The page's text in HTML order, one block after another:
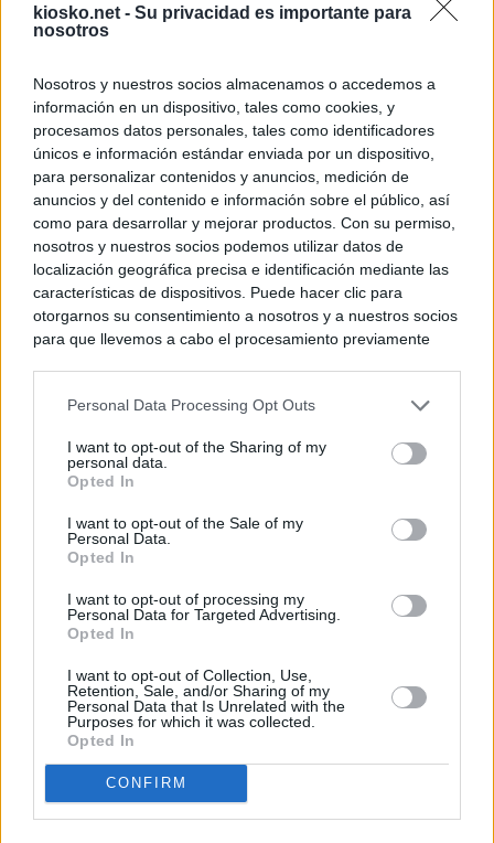
kiosko.net - Su privacidad es importante para
nosotros
Nosotros y nuestros socios almacenamos o accedemos a
información en un dispositivo, tales como cookies, y
procesamos datos personales, tales como identificadores
únicos e información estándar enviada por un dispositivo,
para personalizar contenidos y anuncios, medición de
anuncios y del contenido e información sobre el público, así
como para desarrollar y mejorar productos. Con su permiso,
nosotros y nuestros socios podemos utilizar datos de
localización geográfica precisa e identificación mediante las
características de dispositivos. Puede hacer clic para
otorgarnos su consentimiento a nosotros y a nuestros socios
para que llevemos a cabo el procesamiento previamente
negar su consentimiento. Tenga en cuenta que algún
de su consentimiento, pero usted tiene el derecho de
rechazar tal procesamiento. Sus preferencias se aplicarán
cualquier momento entrando de nuevo en este sitio web o
visitando nuestra política de privacidad.
Personal Data Processing Opt Outs
I want to opt-out of the Sharing of my
personal data.
Opted In
I want to opt-out of the Sale of my
Personal Data.
Opted In
I want to opt-out of processing my
Personal Data for Targeted Advertising.
Opted In
I want to opt-out of Collection, Use,
Retention, Sale, and/or Sharing of my
Personal Data that Is Unrelated with the
Purposes for which it was collected.
Opted In
CONFIRM